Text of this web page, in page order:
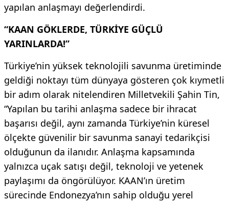
yapılan anlaşmayı değerlendirdi.
“KAAN GÖKLERDE, TÜRKİYE GÜÇLÜ
YARINLARDA!”
Türkiye’nin yüksek teknolojili savunma üretiminde
geldiği noktayı tüm dünyaya gösteren çok kıymetli
bir adım olarak nitelendiren Milletvekili Şahin Tin,
“Yapılan bu tarihi anlaşma sadece bir ihracat
başarısı değil, aynı zamanda Türkiye’nin küresel
ölçekte güvenilir bir savunma sanayi tedarikçisi
olduğunun da ilanıdır. Anlaşma kapsamında
yalnızca uçak satışı değil, teknoloji ve yetenek
paylaşımı da öngörülüyor. KAAN’ın üretim
sürecinde Endonezya’nın sahip olduğu yerel